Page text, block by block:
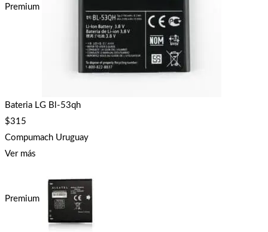
Premium
Bateria LG Bl-53qh
$315
Compumach Uruguay
Ver más
Premium